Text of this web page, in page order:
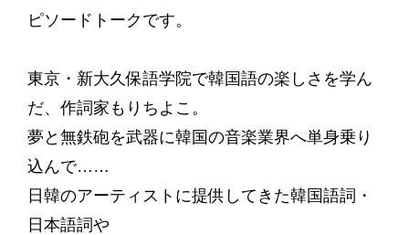
ピソードトークです。
東京・新大久保語学院で韓国語の楽しさを学ん
だ、作詞家もりちよこ。
夢と無鉄砲を武器に韓国の音楽業界へ単身乗り
込んで……
日韓のアーティストに提供してきた韓国語詞・
日本語詞や